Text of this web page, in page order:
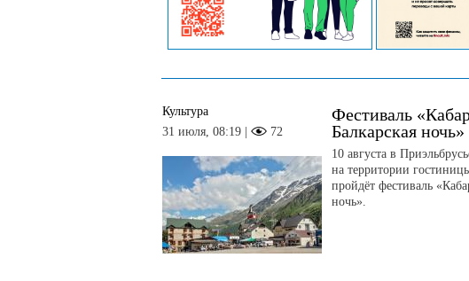
Культура
31 июля, 08:19 |
72
Фестиваль
Балкарская ночь»
10 августа в
на территории
пройдёт фестиваль
ночь».